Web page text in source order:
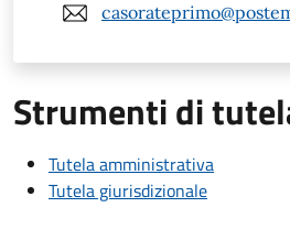
Strumenti di
Tutela amministrativa
Tutela giurisdizionale